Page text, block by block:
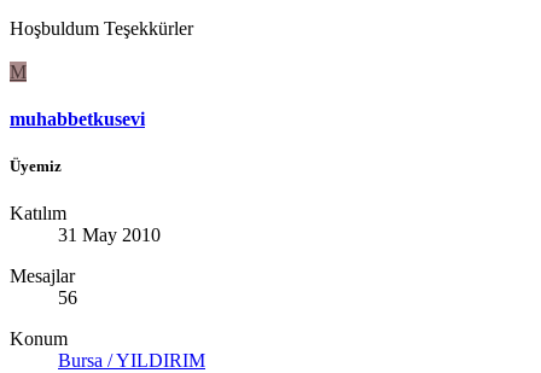
Hoşbuldum Teşekkürler
M
muhabbetkusevi
Üyemiz
Katılım
31 May 2010
Mesajlar
56
Konum
Bursa / YILDIRIM